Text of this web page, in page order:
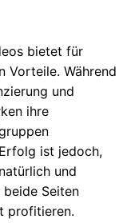
bietet für
Vorteile. Während
und
ihre
ist jedoch,
und
Seiten
profitieren.